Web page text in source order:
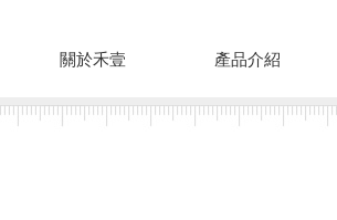
關於禾壹
產品介紹